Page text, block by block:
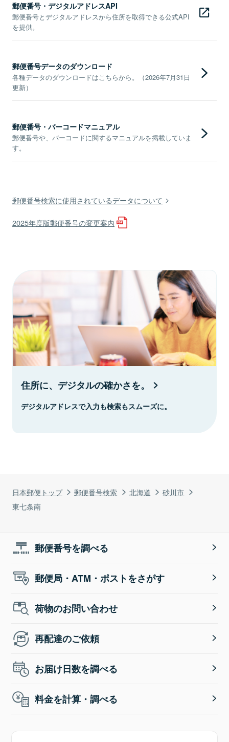
日本郵便トップ 郵便番号検索 北海道
砂川市
東七条南
郵便番号・デジタルアドレスAPI
郵便番号とデジタルアドレスから住所を取得できる公式API
を提供。
郵便番号データのダウンロード
各種データのダウンロードはこちらから。（2026年7月31日
更新）
郵便番号・バーコードマニュアル
郵便番号や、バーコードに関するマニュアルを掲載していま
す。
郵便番号検索に使用されているデータについて
2025年度版郵便番号の変更案内
住所に、デジタルの確かさを。
デジタルアドレスで入力も検索もスムーズに。
郵便番号を調べる
郵便局・ATM・ポストをさがす
荷物のお問い合わせ
再配達のご依頼
お届け日数を調べる
料金を計算・調べる